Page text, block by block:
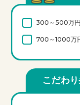
300～500万円
700～1000万
こだわ